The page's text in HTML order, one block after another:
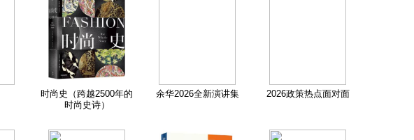
时尚史（跨越2500年的
时尚史诗）
余华2026全新演讲集 2026政策热点面对面